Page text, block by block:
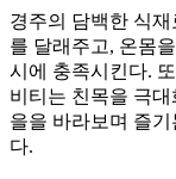
경주의 담백한 식
를 달래주고, 온몸
시에 충족시킨다.
비티는 친목을 극
을을 바라보며 즐
다.